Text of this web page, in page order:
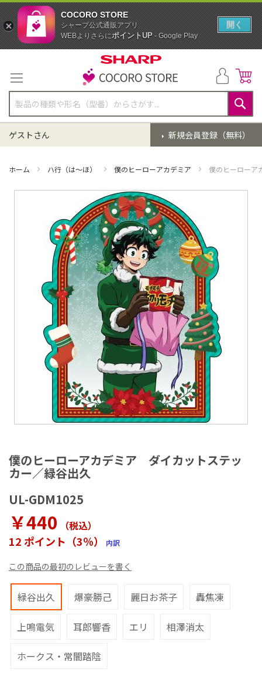
テ
ン
ツ
に
ス
キ
ッ
検
索
新規会員登録（無料）
ゲストさん
ホーム ハ行（は～ほ） 僕のヒーローアカデミア 僕のヒーローア
僕のヒーローアカデミア ダイカットステッ
カー／緑谷出久
UL-GDM1025
￥440 （税込）
12 ポイント（3％） 内訳
この商品の最初のレビューを書く
緑谷出久 爆豪勝己 麗日お茶子 轟焦凍
上鳴電気 耳郎響香 エリ 相澤消太
ホークス・常闇踏陰
メ
ー
ジ
ャ
リ
ー
の
初
に
移
る
COCORO STORE
シャープ公式通販アプリ
WEBよりさらにポイントUP- Google Play
開く